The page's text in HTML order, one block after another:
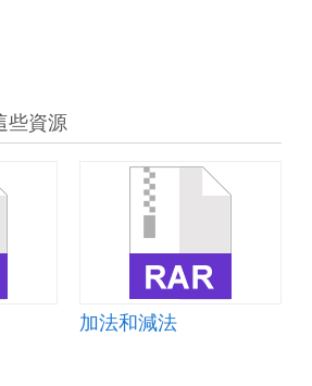
些資源
加法和減法